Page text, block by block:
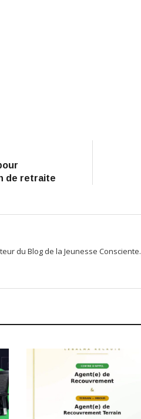
de retraite
du Blog de la Jeunesse Consciente.